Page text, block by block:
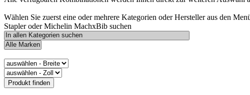
Wählen Sie zuerst eine oder mehrere Kategorien oder Hersteller aus den
Stapler oder Michelin MachxBib suchen